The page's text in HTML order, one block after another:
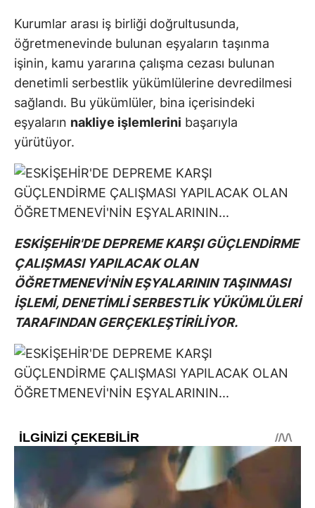
Kurumlar arası iş birliği doğrultusunda,
öğretmenevinde bulunan eşyaların taşınma
işinin, kamu yararına çalışma cezası bulunan
denetimli serbestlik yükümlülerine devredilmesi
sağlandı. Bu yükümlüler, bina içerisindeki
eşyaların nakliye işlemlerini başarıyla
yürütüyor.
ESKİŞEHİR'DE DEPREME KARŞI GÜÇLENDİRME
ÇALIŞMASI YAPILACAK OLAN
ÖĞRETMENEVİ'NİN EŞYALARININ TAŞINMASI
İŞLEMİ, DENETİMLİ SERBESTLİK YÜKÜMLÜLERİ
TARAFINDAN GERÇEKLEŞTİRİLİYOR.